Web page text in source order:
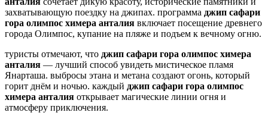
захватывающую поездку на джипах. программа джип сафари
гора олимпос химера анталия включает посещение древнего
города Олимпос, купание на пляже и подъем к вечному огню.
туристы отмечают, что джип сафари гора олимпос химера
анталия — лучший способ увидеть мистическое пламя
Янарташа. выбросы этана и метана создают огонь, который
горит днём и ночью. каждый джип сафари гора олимпос
химера анталия открывает магические линии огня и
атмосферу приключения.